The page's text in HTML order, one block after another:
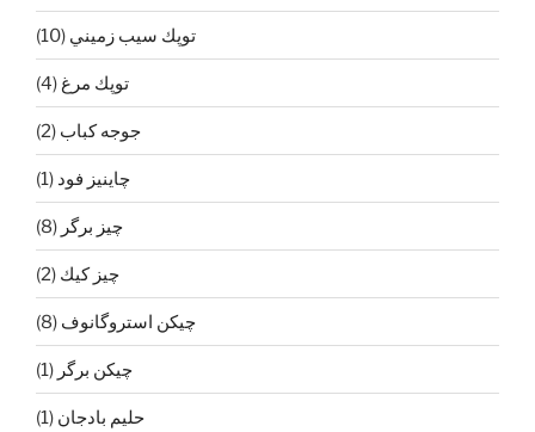
توپك سيب زميني (10)
توپك مرغ (4)
جوجه كباب (2)
چاينيز فود (1)
چيز برگر (8)
چيز كيك (2)
چيكن استروگانوف (8)
چیکن برگر (1)
حليم بادجان (1)